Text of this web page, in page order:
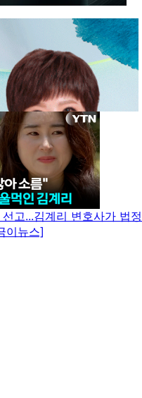
고...김계리 변호사가 법
이뉴스]